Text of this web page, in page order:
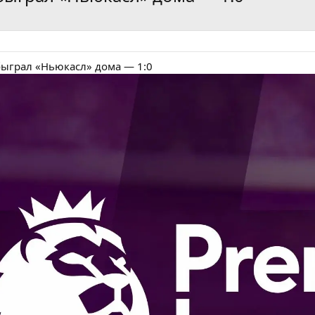
«Ньюкасл» дома — 1:0